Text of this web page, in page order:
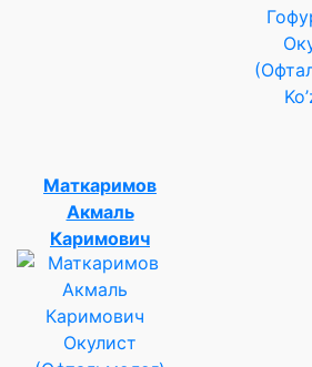
Маткаримов
Акмаль
Каримович
Окулист